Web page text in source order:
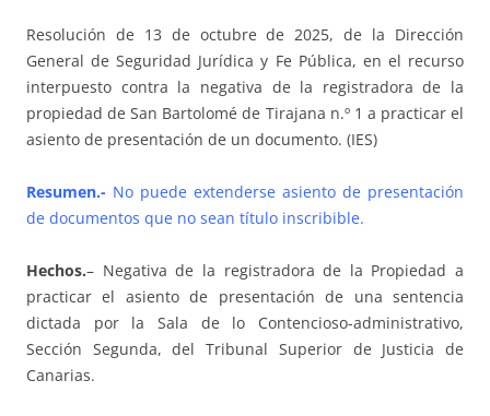
Resolución de 13 de octubre de 2025, de la Dirección
General de Seguridad Jurídica y Fe Pública, en el recurso
interpuesto contra la negativa de la registradora de la
propiedad de San Bartolomé de Tirajana n.º 1 a practicar el
asiento de presentación de un documento. (IES)
Resumen.- No puede extenderse asiento de presentación
de documentos que no sean título inscribible.
Hechos.– Negativa de la registradora de la Propiedad a
practicar el asiento de presentación de una sentencia
dictada por la Sala de lo Contencioso-administrativo,
Sección Segunda, del Tribunal Superior de Justicia de
Canarias.